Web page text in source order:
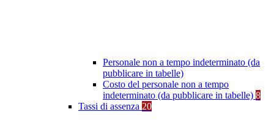
Personale non a tempo indeterminato (da
pubblicare in tabelle)
Costo del personale non a tempo
indeterminato (da pubblicare in tabelle) 8
Tassi di assenza 20